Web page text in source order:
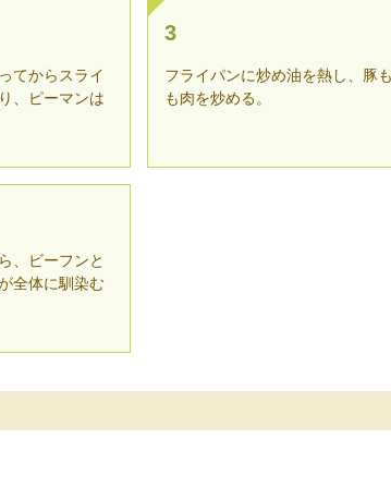
てからスライ
、ピーマンは
3
フライパンに炒め油を熱し、豚
も肉を炒める。
、ビーフンと
全体に馴染む